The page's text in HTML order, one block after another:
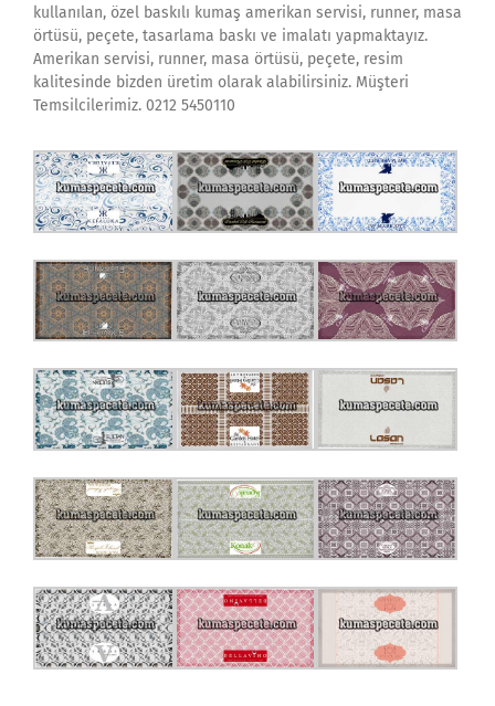
kullanılan, özel baskılı kumaş amerikan servisi, runner, masa
örtüsü, peçete, tasarlama baskı ve imalatı yapmaktayız.
Amerikan servisi, runner, masa örtüsü, peçete, resim
kalitesinde bizden üretim olarak alabilirsiniz. Müşteri
Temsilcilerimiz. 0212 5450110